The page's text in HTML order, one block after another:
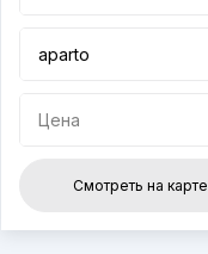
Цена
Смотреть на карте